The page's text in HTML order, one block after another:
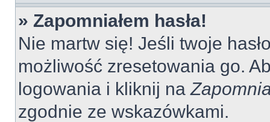
» Zapomniałem hasła!
Nie martw się! Jeśli twoje
możliwość zresetowania go.
logowania i kliknij na
zgodnie ze wskazówkami.